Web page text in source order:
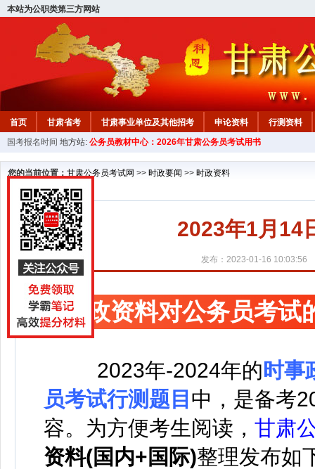
本站为公职类第三方网站
首页 甘肃省考 甘肃事业单位及其他招考 申论资料
行测资料
国考报名时间 地方站: 公务员教材中心：2026年甘肃公务员考试用书
您的当前位置： 甘肃公务员考试网 >> 时政要闻 >> 时政资料
2023年1月14
发布：2023-01-16 10:03:56
时政资料对公务员考试
2023年-2024年的 时事
员考试行测题目 中，是备考
容。 为方便考生阅读， 甘肃
资料(国内+国际)整理发布如